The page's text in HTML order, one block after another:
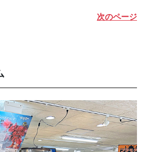
次のページ